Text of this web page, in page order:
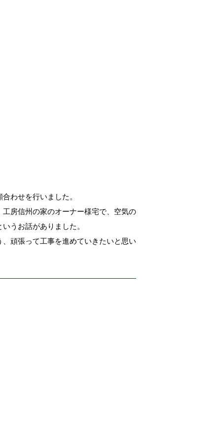
わせを行いました。
房信州の家のオーナー様宅で、空気の
うお話がありました。
頑張って工事を進めていきたいと思い